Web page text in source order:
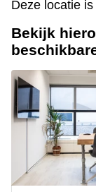
Kantoorruimten
Business
Flexplekken
Coworking
Spaces
Vergaderruimten
Virtueel
Kantoor
Steden
Alkmaar
Oost
Amsterdam
Westpoort
Bergen
Zoom
Amersfoort
zoekopdrachten
Kantoorruimte
in Breda
Kantoor
huren
Bergen
op
Zoom
Kantoor
huren
Tiel
Over ons
Voeg je
Huurprijs
Log in
Deze locatie
Bekijk